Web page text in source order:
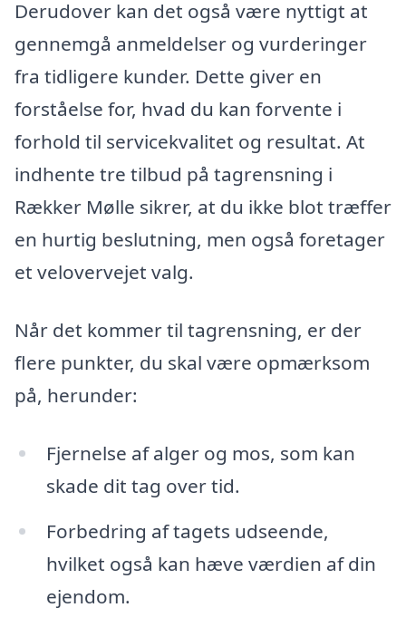
Derudover kan det også være nyttigt at
gennemgå anmeldelser og vurderinger
fra tidligere kunder. Dette giver en
forståelse for, hvad du kan forvente i
forhold til servicekvalitet og resultat. At
indhente tre tilbud på tagrensning i
Rækker Mølle sikrer, at du ikke blot træffer
en hurtig beslutning, men også foretager
et velovervejet valg.
Når det kommer til tagrensning, er der
flere punkter, du skal være opmærksom
på, herunder:
Fjernelse af alger og mos, som kan
skade dit tag over tid.
Forbedring af tagets udseende,
hvilket også kan hæve værdien af din
ejendom.